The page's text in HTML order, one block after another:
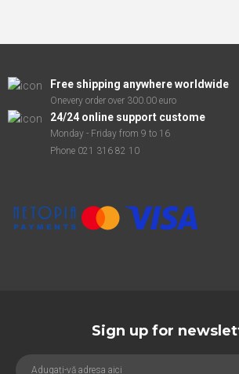
Free shipping anywhere worldwide
Onevery order over 300.00 euro
24/24 online support custome
Monday - Friday from 9 to 16
Phone 021 316 82 10
Sign up for